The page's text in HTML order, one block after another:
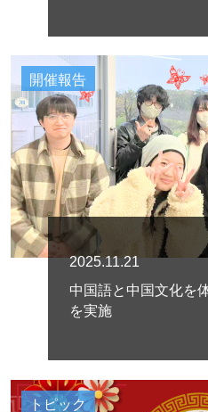
開催報告
2025.11.21
中国語と中国文化を
を実施
トピック